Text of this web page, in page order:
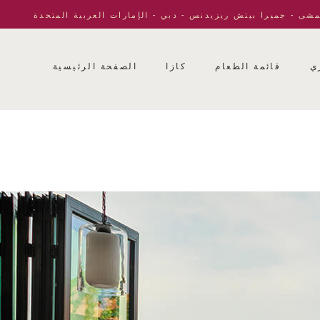
- جميرا بيتش ريزيدنس - دبي - الإمارات العربية المتحدة
الصفحة الرئيسية كازا قائمة الطعام